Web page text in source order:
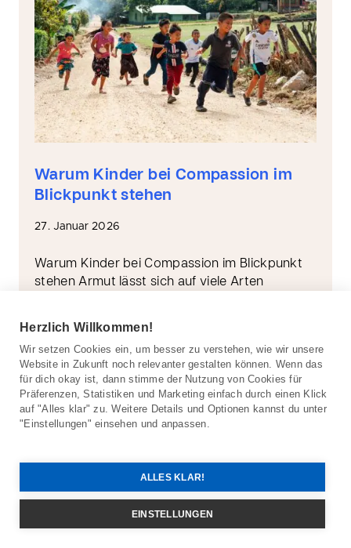
Warum Kinder bei Compassion im
Blickpunkt stehen
27. Januar 2026
Warum Kinder bei Compassion im Blickpunkt
stehen Armut lässt sich auf viele Arten
WEITERLESEN
Herzlich Willkommen!
Wir setzen Cookies ein, um besser zu verstehen, wie wir unsere
Website in Zukunft noch relevanter gestalten können. Wenn das
für dich okay ist, dann stimme der Nutzung von Cookies für
Präferenzen, Statistiken und Marketing einfach durch einen Klick
auf "Alles klar" zu. Weitere Details und Optionen kannst du unter
"Einstellungen" einsehen und anpassen.
ALLES KLAR!
EINSTELLUNGEN